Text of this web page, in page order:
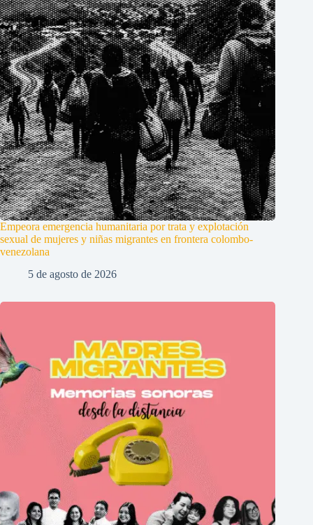
Empeora emergencia humanitaria por trata y explotación
sexual de mujeres y niñas migrantes en frontera colombo-
venezolana
5 de agosto de 2026